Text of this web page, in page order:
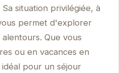
situation privilégiée, à
permet d'explorer
Que vous
ou en vacances en
pour un séjour